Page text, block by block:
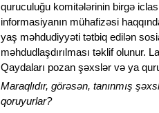
quruculuğu komitələrinin birgə
informasiyanın mühafizəsi
yaş məhdudiyyəti tətbiq edilən
məhdudlaşdırılması təklif olunur.
Qaydaları pozan şəxslər və ya
Maraqlıdır, görəsən, tanınmış
qoruyurlar?